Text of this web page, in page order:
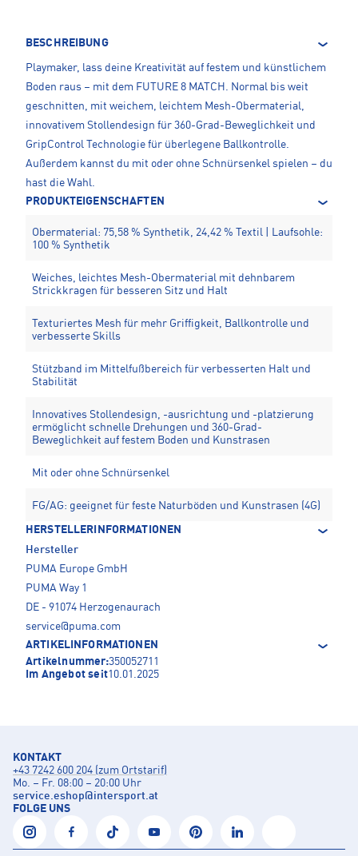
BESCHREIBUNG
Playmaker, lass deine Kreativität auf festem und künstlichem
Boden raus – mit dem FUTURE 8 MATCH. Normal bis weit
geschnitten, mit weichem, leichtem Mesh-Obermaterial,
innovativem Stollendesign für 360-Grad-Beweglichkeit und
GripControl Technologie für überlegene Ballkontrolle.
Außerdem kannst du mit oder ohne Schnürsenkel spielen – du
hast die Wahl.
PRODUKTEIGENSCHAFTEN
Obermaterial: 75,58 % Synthetik, 24,42 % Textil | Laufsohle:
100 % Synthetik
Weiches, leichtes Mesh-Obermaterial mit dehnbarem
Strickkragen für besseren Sitz und Halt
Texturiertes Mesh für mehr Griffigkeit, Ballkontrolle und
verbesserte Skills
Stützband im Mittelfußbereich für verbesserten Halt und
Stabilität
Innovatives Stollendesign, -ausrichtung und -platzierung
ermöglicht schnelle Drehungen und 360-Grad-
Beweglichkeit auf festem Boden und Kunstrasen
Mit oder ohne Schnürsenkel
FG/AG: geeignet für feste Naturböden und Kunstrasen (4G)
HERSTELLERINFORMATIONEN
Hersteller
PUMA Europe GmbH
PUMA Way 1
DE - 91074 Herzogenaurach
service@puma.com
ARTIKELINFORMATIONEN
Artikelnummer:350052711
Im Angebot seit10.01.2025
KONTAKT
+43 7242 600 204 (zum Ortstarif)
Mo. – Fr. 08:00 – 20:00 Uhr
service.eshop@intersport.at
FOLGE UNS